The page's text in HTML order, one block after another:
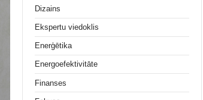
Dizains
Ekspertu viedoklis
Enerģētika
Energoefektivitāte
Finanses